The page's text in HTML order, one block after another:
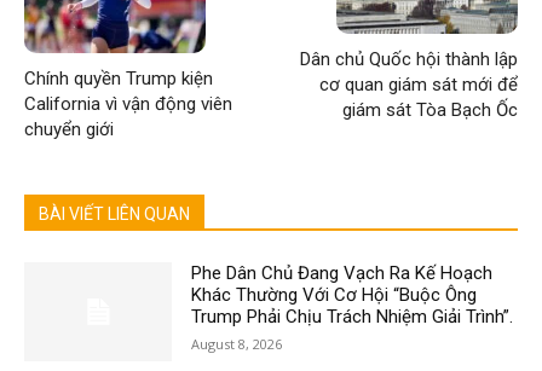
Chính quyền Trump kiện
California vì vận động viên
chuyển giới
Dân chủ Quốc hội thành lập
cơ quan giám sát mới để
giám sát Tòa Bạch Ốc
BÀI VIẾT LIÊN QUAN
Phe Dân Chủ Đang Vạch Ra Kế Hoạch
Khác Thường Với Cơ Hội “Buộc Ông
Trump Phải Chịu Trách Nhiệm Giải Trình”.
August 8, 2026